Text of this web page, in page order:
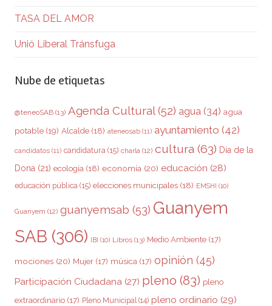
TASA DEL AMOR
Unió Liberal Tránsfuga
Nube de etiquetas
@teneoSAB (13) Agenda Cultural(52) agua (34) agua
potable (19) Alcalde (18) ateneosab (11) ayuntamiento (42)
candidatos (11) candidatura (15) charla (12) cultura (63) Día de la
Dona (21) ecología (18) economía (20) educación (28)
educación pública (15) elecciones municipales (18) EMSHI (10)
Guanyem (12) guanyemsab (53) Guanyem
SAB (306) IBI (10) Libros (13) Medio Ambiente (17)
mociones (20) Mujer (17) música (17) opinión (45)
Participación Ciudadana (27) pleno (83) pleno
extraordinario (17) Pleno Municipal (14) pleno ordinario (29)